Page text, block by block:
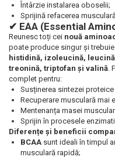
Întârzie instalarea oboselii;
Sprijină refacerea
✔ EAA (Essential
Reunesc toți cei nouă
poate produce singur și
histidină, izoleucină,
treonină, triptofan și valină.
complet pentru:
Susținerea sintezei
Recuperare musculară mai
Mentenanța masei
Sprijin în procesele
Diferențe și beneficii
BCAA sunt ideali în timpul
musculară rapidă;